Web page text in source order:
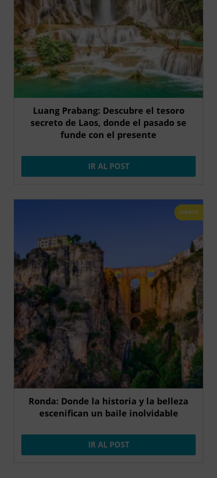
Luang Prabang: Descubre el tesoro
secreto de Laos, donde el pasado se
funde con el presente
IR AL POST
OFERTA
Ronda: Donde la historia y la belleza
escenifican un baile inolvidable
IR AL POST